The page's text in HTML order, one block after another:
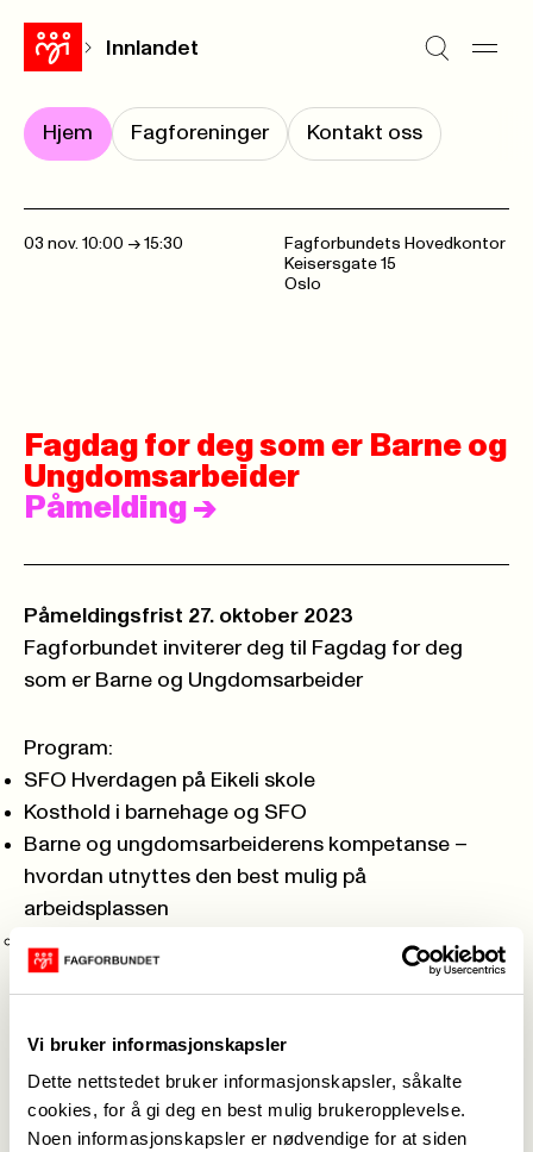
Vi bruker informasjonskapsler
Dette nettstedet bruker informasjonskapsler, såkalte
cookies, for å gi deg en best mulig brukeropplevelse.
Noen informasjonskapsler er nødvendige for at siden
Innlandet
Hjem Fagforeninger Kontakt oss
03 nov. 10:00 -> 15:30
Fagforbundets Hovedkontor
Keisersgate 15
Oslo
Fagdag for deg som er Barne og
Ungdomsarbeider
Påmelding ->
Påmeldingsfrist 27. oktober 2023
Fagforbundet inviterer deg til Fagdag for deg
som er Barne og Ungdomsarbeider
Program:
SFO Hverdagen på Eikeli skole
Kosthold i barnehage og SFO
Barne og ungdomsarbeiderens kompetanse –
hvordan utnyttes den best mulig på
arbeidsplassen
Fagdagen er gratis for våre medlemmer i
Velkommen til fagdag for deg som er Barne og
Ungdomsarbeider!
Lars Gregerslund
Lars.gregerslund@fagforbundet.no